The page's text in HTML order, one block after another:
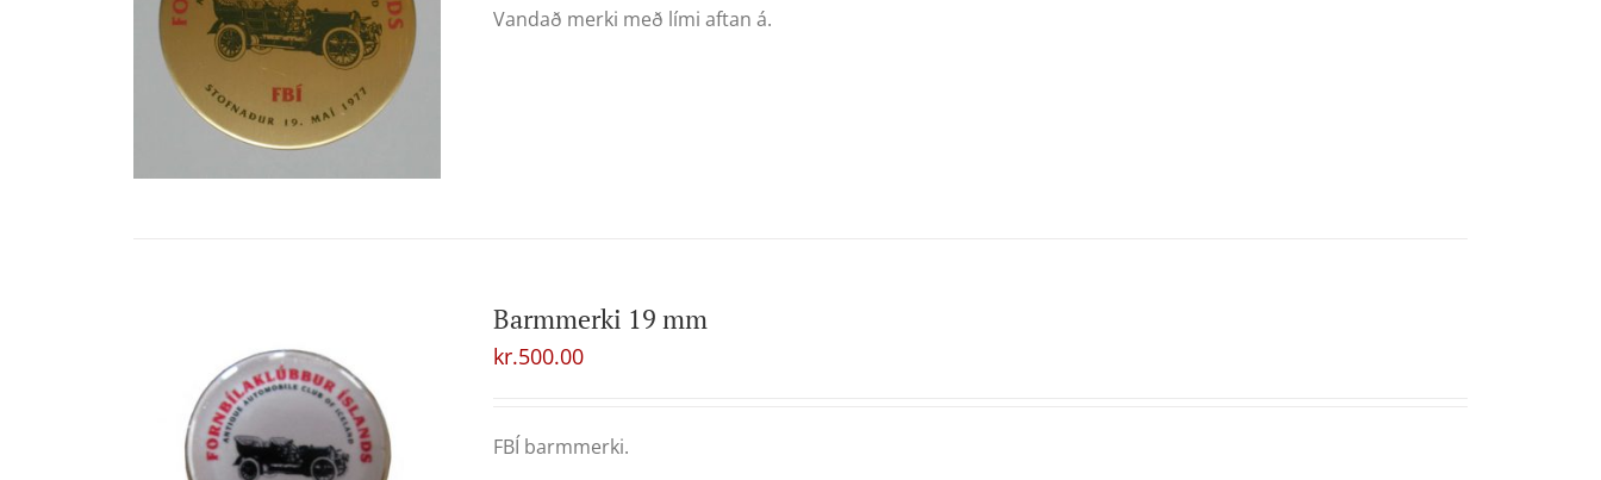
Vandað merki með lími aftan á.
Barmmerki 19 mm
kr.500.00
FBÍ barmmerki.